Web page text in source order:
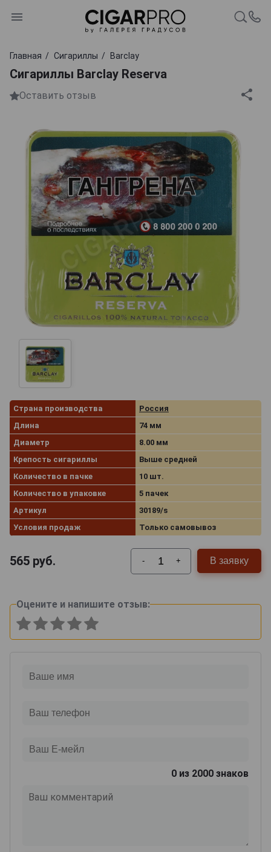
Главная Сигариллы Barclay
Сигариллы Barclay Reserva
Оставить отзыв
Страна производства
Россия
Длина
74 мм
Диаметр
8.00 мм
Крепость сигариллы
Выше средней
Количество в пачке
10 шт.
Количество в упаковке
5 пачек
Артикул
30189/s
Условия продаж
Только самовывоз
565 руб. - + В заявку
Оцените и напишите отзыв:
0 из 2000 знаков